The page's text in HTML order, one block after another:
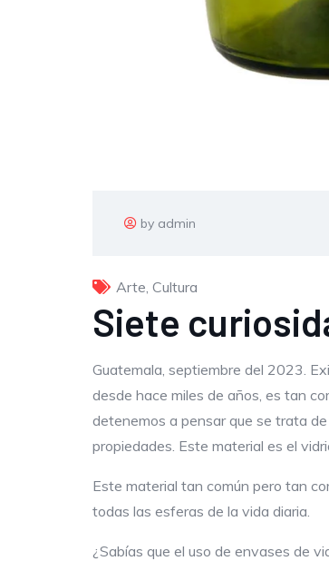
by admin
Arte Cultura
Siete
Guatemala, septiembre del 2023.
desde hace miles de años, es tan
detenemos a pensar que se trata
propiedades. Este material es el
Este material tan común pero tan
todas las esferas de la vida diaria.
¿Sabías que el uso de envases de